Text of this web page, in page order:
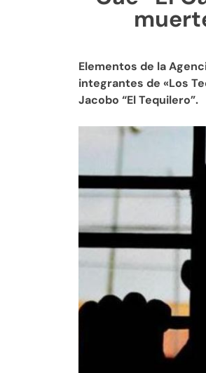
Elementos de la
integrantes de «Los
Jacobo “El Tequilero”.